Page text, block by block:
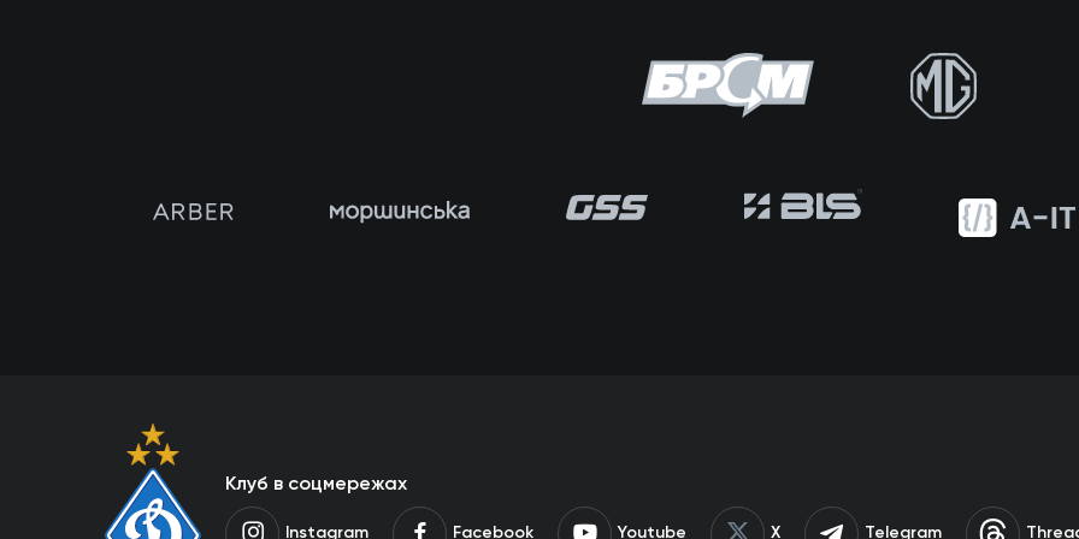
Клуб в соцмережах
Instagram Facebook Youtube X Telegram